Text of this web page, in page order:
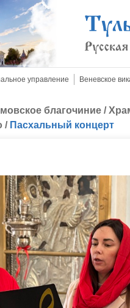
управление Веневское
благочиние /
/ Пасхальный концерт